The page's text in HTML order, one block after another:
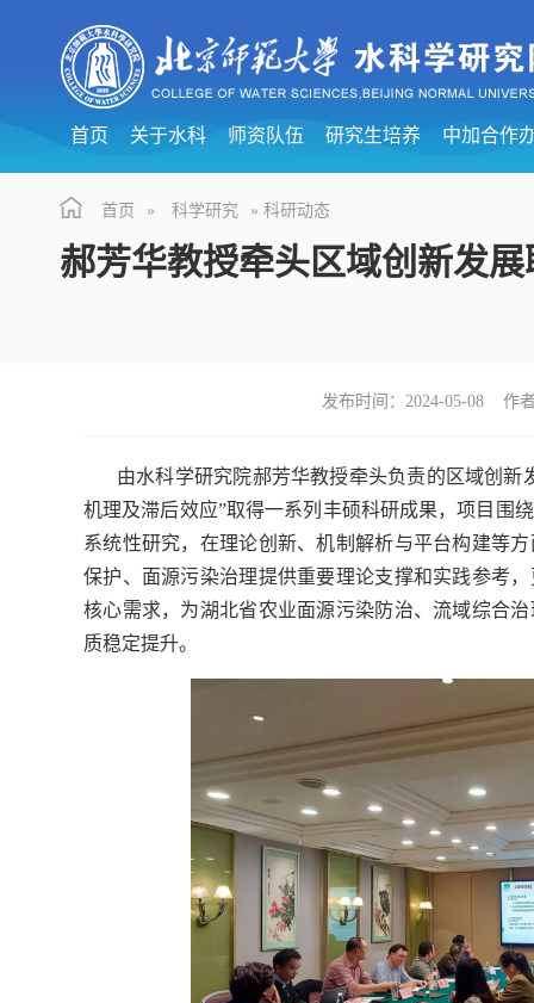
首页 关于水科 师资队伍 研究生培养 中加合作
首页 » 科学研究 » 科研动态
郝芳华教授牵头区域创新发
发布时间：2024-05-08 作
由水科学研究院郝芳华教授牵头负责的区域创
机理及滞后效应”取得一系列丰硕科研成果，项目围
系统性研究，在理论创新、机制解析与平台构建等
保护、面源污染治理提供重要理论支撑和实践参考
核心需求，为湖北省农业面源污染防治、流域综合
质稳定提升。